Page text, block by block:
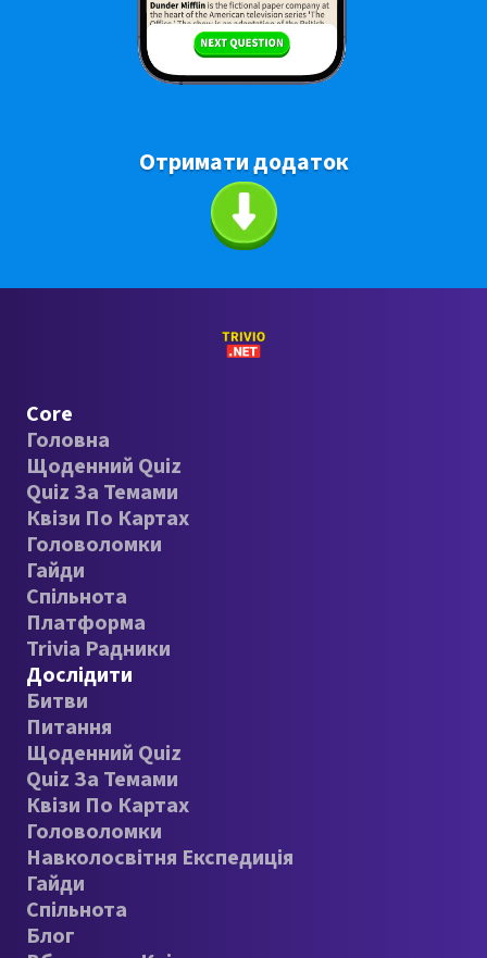
Отримати додаток
Core
Головна
Щоденний Quiz
Quiz За Темами
Квізи По Картах
Головоломки
Гайди
Спільнота
Платформа
Trivia Радники
Дослідити
Битви
Питання
Щоденний Quiz
Quiz За Темами
Квізи По Картах
Головоломки
Навколосвітня Експедиція
Гайди
Спільнота
Блог